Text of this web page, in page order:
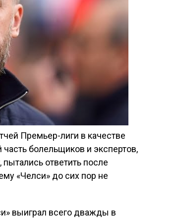
Премьер-лиги в качестве
часть болельщиков и экспертов,
ответить после
«Челси» до сих пор не
выиграл всего дважды в